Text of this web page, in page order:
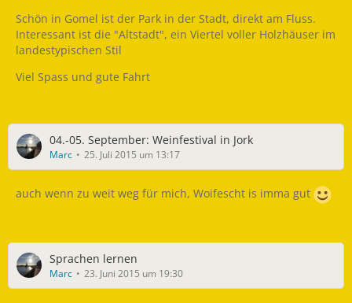
Schön in Gomel ist der Park in der Stadt, direkt am Fluss.
Interessant ist die "Altstadt", ein Viertel voller Holzhäuser im
landestypischen Stil
Viel Spass und gute Fahrt
04.-05. September: Weinfestival in Jork
Marc 25. Juli 2015 um 13:17
auch wenn zu weit weg für mich, Woifescht is imma gut
Sprachen lernen
Marc 23. Juni 2015 um 19:30